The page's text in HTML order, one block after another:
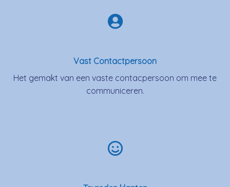
Vast Contactpersoon
Het gemakt van een vaste contacpersoon om mee te
communiceren.